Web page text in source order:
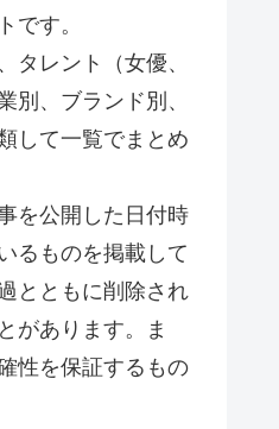
です。
タレント（女優、
別、ブランド別、
して一覧でまとめ
を公開した日付時
るものを掲載して
とともに削除され
があります。ま
性を保証するもの